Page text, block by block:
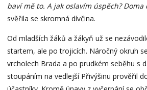
baví mě to. A jak oslavím úspěch? Doma
svěřila se skromná dívčina.
Od mladších žáků a žákyň už se
startem, ale po trojicích. Náročný okruh
vrcholech Brada a po prudkém seběhu s
stoupáním na vedlejší Přivýšinu prověřil